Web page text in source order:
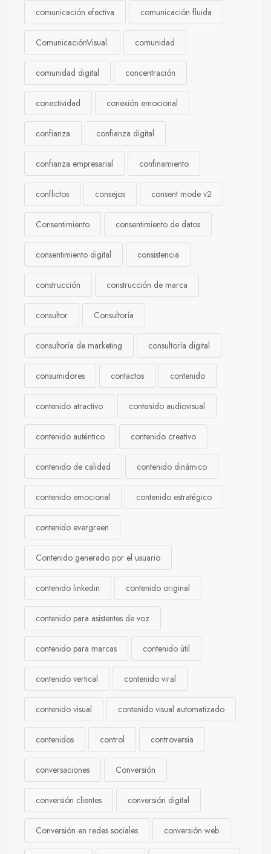
comunicación efectiva comunicación fluida
ComunicaciónVisual. comunidad
comunidad digital concentración
conectividad conexión emocional
confianza confianza digital
confianza empresarial confinamiento
conflictos consejos consent mode v2
Consentimiento consentimiento de datos
consentimiento digital consistencia
construcción construcción de marca
consultor Consultoría
consultoría de marketing consultoría digital
consumidores contactos contenido
contenido atractivo contenido audiovisual
contenido auténtico contenido creativo
contenido de calidad contenido dinámico
contenido emocional contenido estratégico
contenido evergreen
Contenido generado por el usuario
contenido linkedin contenido original
contenido para asistentes de voz
contenido para marcas contenido útil
contenido vertical contenido viral
contenido visual contenido visual automatizado
contenidos control controversia
conversaciones Conversión
conversión clientes conversión digital
Conversión en redes sociales conversión web